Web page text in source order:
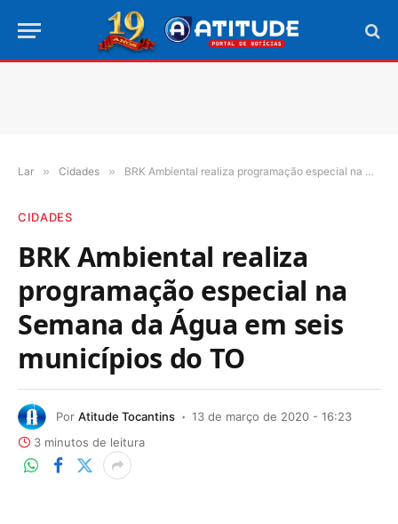
Lar » Cidades » BRK Ambiental realiza programação especial na Semana da Água em seis municípios do TO
CIDADES
BRK Ambiental realiza
programação especial na
Semana da Água em seis
municípios do TO
Por Atitude Tocantins
13 de março de 2020 - 16:23
3 minutos de leitura